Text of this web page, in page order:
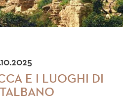
E I LUOGHI DI